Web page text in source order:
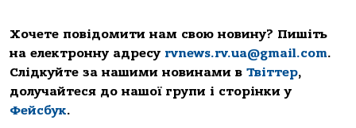
Хочете повідомити нам свою новину? Пишіть
на електронну адресу rvnews.rv.ua@gmail.com.
Слідкуйте за нашими новинами в Твіттер,
долучайтеся до нашої групи і сторінки у
Фейсбук.